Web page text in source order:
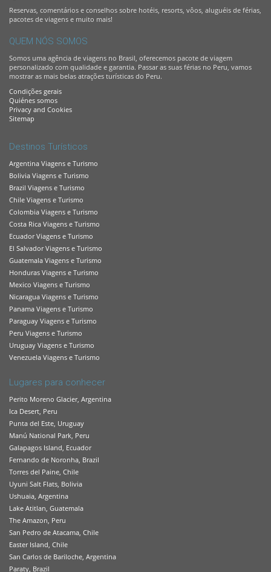
Reservas, comentários e conselhos sobre hotéis, resorts, vôos, aluguéis de férias,
pacotes de viagens e muito mais!
QUEM NÓS SOMOS
Somos uma agência de viagens no Brasil, oferecemos pacote de viagem
personalizado com qualidade e garantia. Passar as suas férias no Peru, vamos
mostrar as mais belas atrações turísticas do Peru.
Condições gerais
Quiénes somos
Privacy and Cookies
Sitemap
Destinos Turísticos
Argentina Viagens e Turismo
Bolivia Viagens e Turismo
Brazil Viagens e Turismo
Chile Viagens e Turismo
Colombia Viagens e Turismo
Costa Rica Viagens e Turismo
Ecuador Viagens e Turismo
El Salvador Viagens e Turismo
Guatemala Viagens e Turismo
Honduras Viagens e Turismo
Mexico Viagens e Turismo
Nicaragua Viagens e Turismo
Panama Viagens e Turismo
Paraguay Viagens e Turismo
Peru Viagens e Turismo
Uruguay Viagens e Turismo
Venezuela Viagens e Turismo
Lugares para conhecer
Perito Moreno Glacier, Argentina
Ica Desert, Peru
Punta del Este, Uruguay
Manú National Park, Peru
Galapagos Island, Ecuador
Fernando de Noronha, Brazil
Torres del Paine, Chile
Uyuni Salt Flats, Bolivia
Ushuaia, Argentina
Lake Atitlan, Guatemala
The Amazon, Peru
San Pedro de Atacama, Chile
Easter Island, Chile
San Carlos de Bariloche, Argentina
Paraty, Brazil